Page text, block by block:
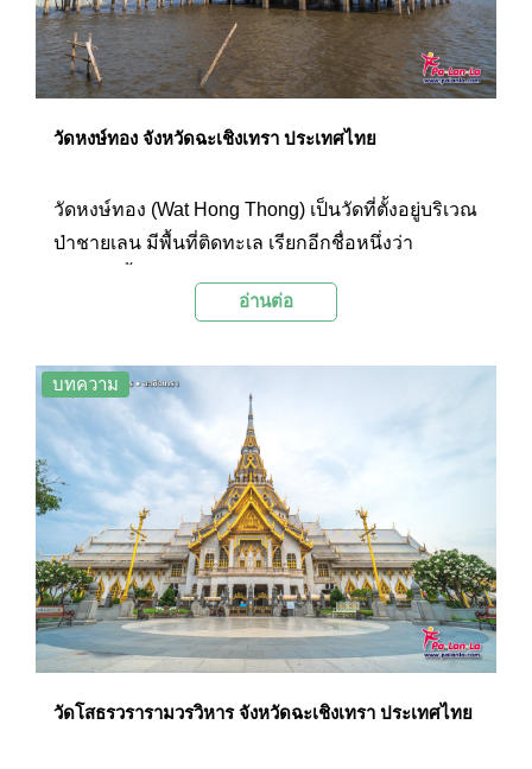
วัดหงษ์ทอง จังหวัดฉะเชิงเทรา ประเทศไทย
วัดหงษ์ทอง (Wat Hong Thong) เป็นวัดที่ตั้งอยู่บริเวณ
ป่าชายเลน มีพื้นที่ติดทะเล เรียกอีกชื่อหนึ่งว่า
มหาเจดีย์ปรีชาประภากรณ์ปราชญ์ศรนิลอนุสรณ์ที่
ธาตุพระอรหันต์ และเป็นที่ประดิษฐานพระพุทธรูป
หลวงพ่อพุทธโสธร รวมถึงพระพุทธรูปองค์อื่นๆ ให้
นักท่องเที่ยวได้สักการะเพื่อความเป็นสิริมงคล
นอกจากนี้ยังเป็นจุดชมวิวทะเลของจังหวัด
ฉะเชิงเทราอีกแห่งหนึ่งที่มีความสวยงามเป็นอย่าง
มาก
อ่านต่อ
บทความ
วัดโสธรวรารามวรวิหาร จังหวัดฉะเชิงเทรา ประเทศไทย